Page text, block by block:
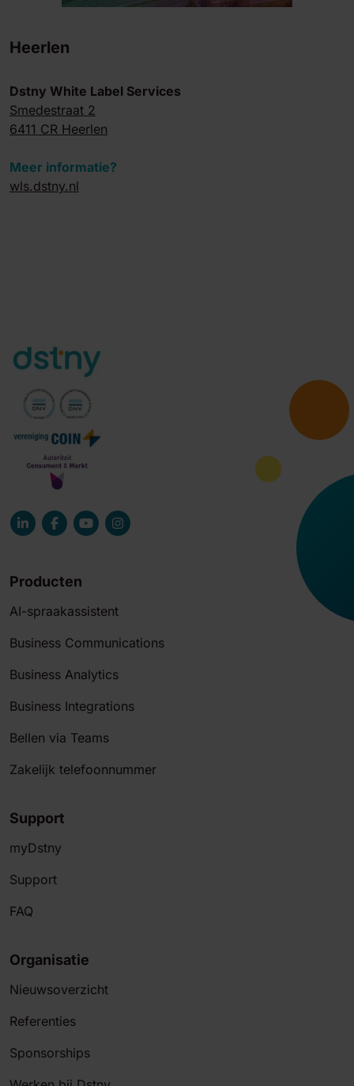
Heerlen
Dstny White Label Services
Smedestraat 2
6411 CR Heerlen
Meer informatie?
wls.dstny.nl
Producten
AI-spraakassistent
Business Communications
Business Analytics
Business Integrations
Bellen via Teams
Zakelijk telefoonnummer
Support
myDstny
Support
FAQ
Organisatie
Nieuwsoverzicht
Referenties
Sponsorships